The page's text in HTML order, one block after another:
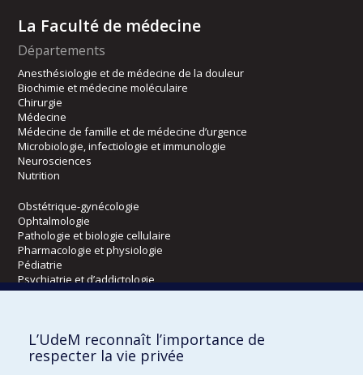
La Faculté de médecine
Départements
Anesthésiologie et de médecine de la douleur
Biochimie et médecine moléculaire
Chirurgie
Médecine
Médecine de famille et de médecine d’urgence
Microbiologie, infectiologie et immunologie
Neurosciences
Nutrition
Obstétrique-gynécologie
Ophtalmologie
Pathologie et biologie cellulaire
Pharmacologie et physiologie
Pédiatrie
Psychiatrie et d’addictologie
Radiologie, radio-oncologie et médecine nucléaire
Écoles
L’UdeM reconnaît l’importance de
respecter la vie privée